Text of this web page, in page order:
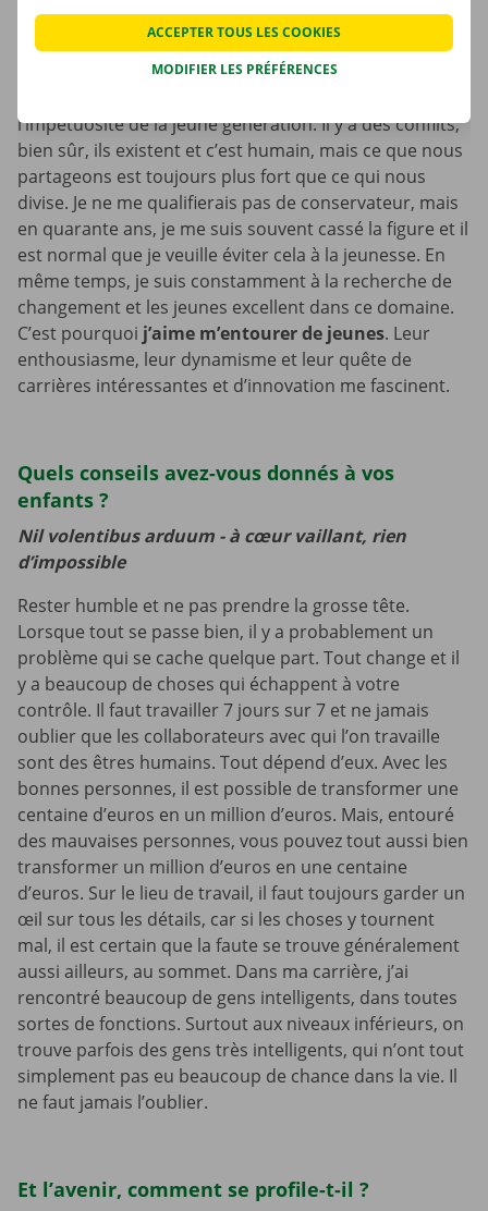
entre son rôle de père et celui de chef d’entreprise. En
même temps, vous devez les laisser voler de leurs
propres ailes. Il y a d’un côté l’expérience de l’ancienne
l’impétuosité de la jeune génération. Il y a des conflits,
bien sûr, ils existent et c’est humain, mais ce que nous
partageons est toujours plus fort que ce qui nous
divise. Je ne me qualifierais pas de conservateur, mais
en quarante ans, je me suis souvent cassé la figure et il
est normal que je veuille éviter cela à la jeunesse. En
même temps, je suis constamment à la recherche de
changement et les jeunes excellent dans ce domaine.
C’est pourquoi j’aime m’entourer de jeunes. Leur
enthousiasme, leur dynamisme et leur quête de
carrières intéressantes et d’innovation me fascinent.
Quels conseils avez-vous donnés à vos
enfants ?
Nil volentibus arduum - à cœur vaillant, rien
d’impossible
Rester humble et ne pas prendre la grosse tête.
Lorsque tout se passe bien, il y a probablement un
problème qui se cache quelque part. Tout change et il
y a beaucoup de choses qui échappent à votre
contrôle. Il faut travailler 7 jours sur 7 et ne jamais
oublier que les collaborateurs avec qui l’on travaille
sont des êtres humains. Tout dépend d’eux. Avec les
bonnes personnes, il est possible de transformer une
centaine d’euros en un million d’euros. Mais, entouré
des mauvaises personnes, vous pouvez tout aussi bien
transformer un million d’euros en une centaine
d’euros. Sur le lieu de travail, il faut toujours garder un
œil sur tous les détails, car si les choses y tournent
mal, il est certain que la faute se trouve généralement
aussi ailleurs, au sommet. Dans ma carrière, j’ai
rencontré beaucoup de gens intelligents, dans toutes
sortes de fonctions. Surtout aux niveaux inférieurs, on
trouve parfois des gens très intelligents, qui n’ont tout
simplement pas eu beaucoup de chance dans la vie. Il
ne faut jamais l’oublier.
Et l’avenir, comment se profile-t-il ?
MODIFIER LES PRÉFÉRENCES
ACCEPTER TOUS LES COOKIES